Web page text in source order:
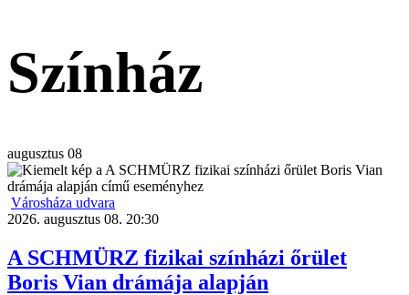
Színház
augusztus 08
Városháza udvara
2026. augusztus 08. 20:30
A SCHMÜRZ fizikai színházi őrület
Boris Vian drámája alapján